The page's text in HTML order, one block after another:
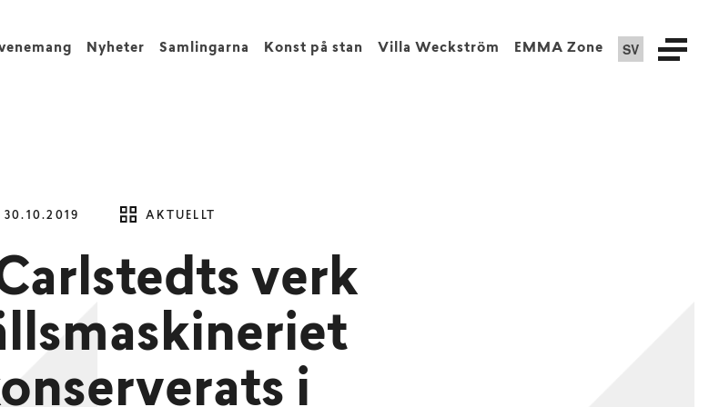
Nyheter Samlingarna Konst på stan Villa Weckström EMMA Zone SV
30.10.2019 AKTUELLT
verk
i